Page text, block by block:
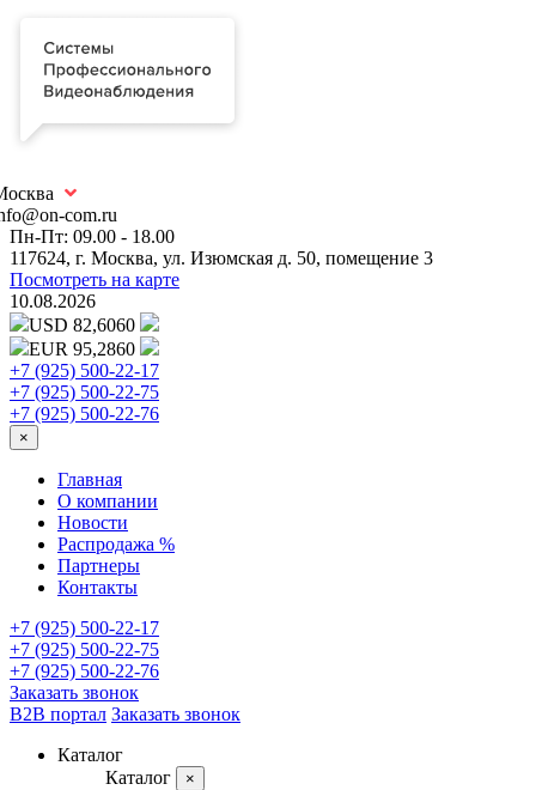
com.ru
Пн-Пт: 09.00 - 18.00
117624, г. Москва, ул. Изюмская д. 50, помещение 3
Посмотреть на карте
10.08.2026
USD 82,6060
EUR 95,2860
+7 (925) 500-22-17
+7 (925) 500-22-75
+7 (925) 500-22-76
×
Главная
О компании
Новости
Распродажа %
Партнеры
Контакты
+7 (925) 500-22-17
+7 (925) 500-22-75
+7 (925) 500-22-76
Заказать звонок
B2B портал Заказать звонок
Каталог
Каталог
×